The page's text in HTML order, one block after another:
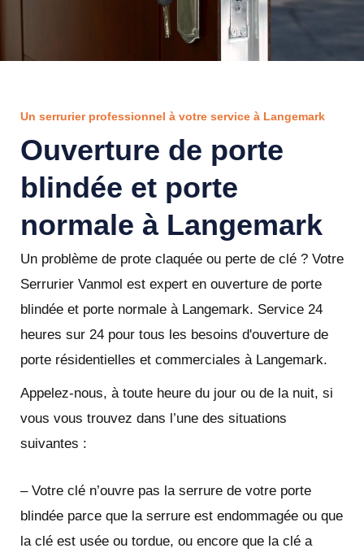
Un serrurier professionnel à votre service à Langemark
Ouverture de porte
blindée et porte
normale à Langemark
Un problème de prote claquée ou perte de clé ? Votre
Serrurier Vanmol est expert en ouverture de porte
blindée et porte normale à Langemark. Service 24
heures sur 24 pour tous les besoins d'ouverture de
porte résidentielles et commerciales à Langemark.
Appelez-nous, à toute heure du jour ou de la nuit, si
vous vous trouvez dans l’une des situations
suivantes :
– Votre clé n’ouvre pas la serrure de votre porte
blindée parce que la serrure est endommagée ou que
la clé est usée ou tordue, ou encore que la clé a